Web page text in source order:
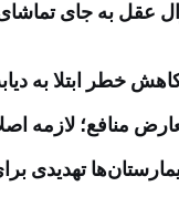
عقل به جای تماشای
خطر ابتلا به
منافع؛ لازمه
تهدیدی